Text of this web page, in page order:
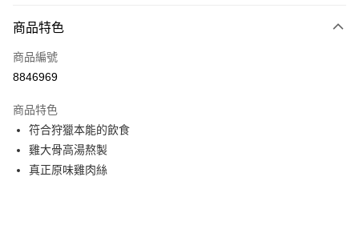
AFTEE先享後付是「在收到商品之後才付款」的支付方式。 讓您購物簡單
便利好安心！
２．便利：只要手機號碼，簡訊認證，即可結帳。
３．安心：先確認商品／服務後，再付款。
【「AFTEE先享後付」結帳流程】
結帳頁面，進行簡訊認證並確認金額後，即可完成結帳。
２．訂單成立數日內，您將收到繳費通知簡訊。
３．收到繳費通知簡訊後14天內，點擊此簡訊中的連結，可透過四大超商／
ATM／網路銀行／等多元方式進行付款，方視為交易完成。
運送方式
全家取貨付款
每筆NT$80，滿NT$2,000(含以上)免運費
付款後全家取貨
每筆NT$80，滿NT$2,000(含以上)免運費
商品特色
商品編號
8846969
商品特色
符合狩獵本能的飲食
雞大骨高湯熬製
真正原味雞肉絲